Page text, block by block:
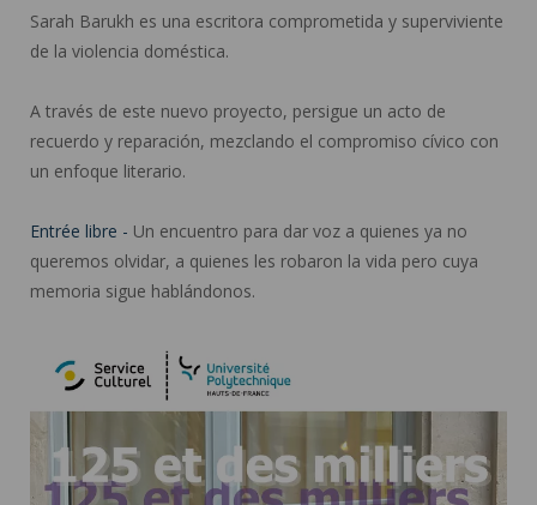
Sarah Barukh es una escritora comprometida y superviviente
de la violencia doméstica.
A través de este nuevo proyecto, persigue un acto de
recuerdo y reparación, mezclando el compromiso cívico con
un enfoque literario.
Entrée libre - Un encuentro para dar voz a quienes ya no
queremos olvidar, a quienes les robaron la vida pero cuya
memoria sigue hablándonos.